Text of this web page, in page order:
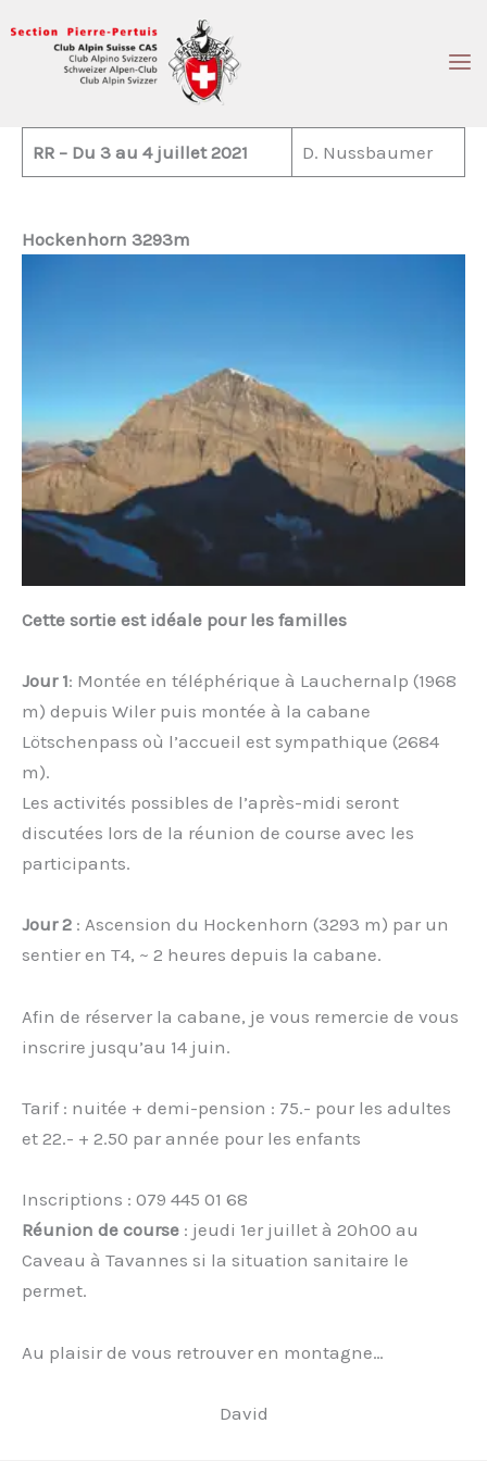
contenu
RR – Du 3 au 4 juillet 2021 D. Nussbaumer
Hockenhorn 3293m
Cette sortie est idéale pour les familles
Jour 1: Montée en téléphérique à Lauchernalp (1968
m) depuis Wiler puis montée à la cabane
Lötschenpass où l’accueil est sympathique (2684
m).
Les activités possibles de l’après-midi seront
discutées lors de la réunion de course avec les
participants.
Jour 2 : Ascension du Hockenhorn (3293 m) par un
sentier en T4, ~ 2 heures depuis la cabane.
Afin de réserver la cabane, je vous remercie de vous
inscrire jusqu’au 14 juin.
Tarif : nuitée + demi-pension : 75.- pour les adultes
et 22.- + 2.50 par année pour les enfants
Inscriptions : 079 445 01 68
Réunion de course : jeudi 1er juillet à 20h00 au
Caveau à Tavannes si la situation sanitaire le
permet.
Au plaisir de vous retrouver en montagne…
David